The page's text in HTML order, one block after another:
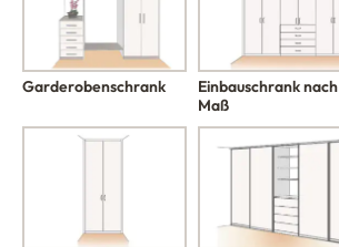
Garderobenschrank
Einbauschrank nach
Maß